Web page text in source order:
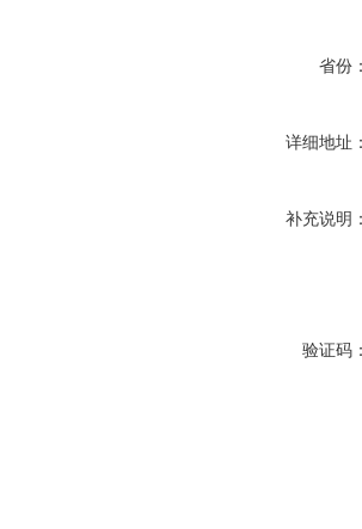
省份
详细地址
补充说明
验证码